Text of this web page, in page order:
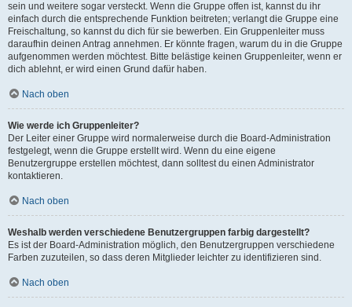
sein und weitere sogar versteckt. Wenn die Gruppe offen ist, kannst du ihr
einfach durch die entsprechende Funktion beitreten; verlangt die Gruppe eine
Freischaltung, so kannst du dich für sie bewerben. Ein Gruppenleiter muss
daraufhin deinen Antrag annehmen. Er könnte fragen, warum du in die Gruppe
aufgenommen werden möchtest. Bitte belästige keinen Gruppenleiter, wenn er
dich ablehnt, er wird einen Grund dafür haben.
Nach oben
Wie werde ich Gruppenleiter?
Der Leiter einer Gruppe wird normalerweise durch die Board-Administration
festgelegt, wenn die Gruppe erstellt wird. Wenn du eine eigene
Benutzergruppe erstellen möchtest, dann solltest du einen Administrator
kontaktieren.
Nach oben
Weshalb werden verschiedene Benutzergruppen farbig dargestellt?
Es ist der Board-Administration möglich, den Benutzergruppen verschiedene
Farben zuzuteilen, so dass deren Mitglieder leichter zu identifizieren sind.
Nach oben